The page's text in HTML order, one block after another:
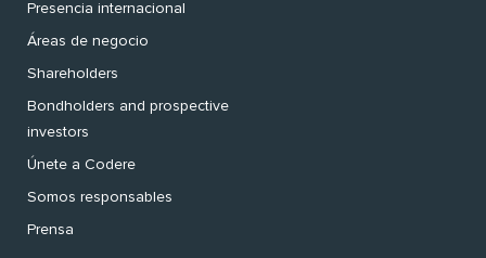
Presencia internacional
Áreas de negocio
Shareholders
Bondholders and prospective
investors
Únete a Codere
Somos responsables
Prensa